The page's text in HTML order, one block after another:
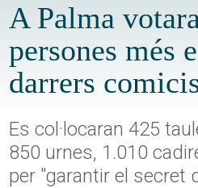
A Palma
persones més
darrers
Es col·locaran 425
850 urnes, 1.010
per "garantir el secret